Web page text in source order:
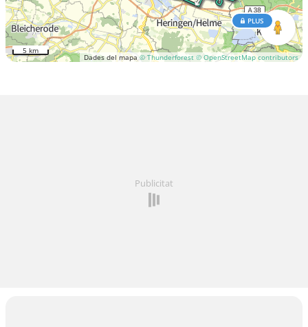
Dades del mapa© Thunderforest © OpenStreetMap contributors
PLUS
5 km
Publicitat